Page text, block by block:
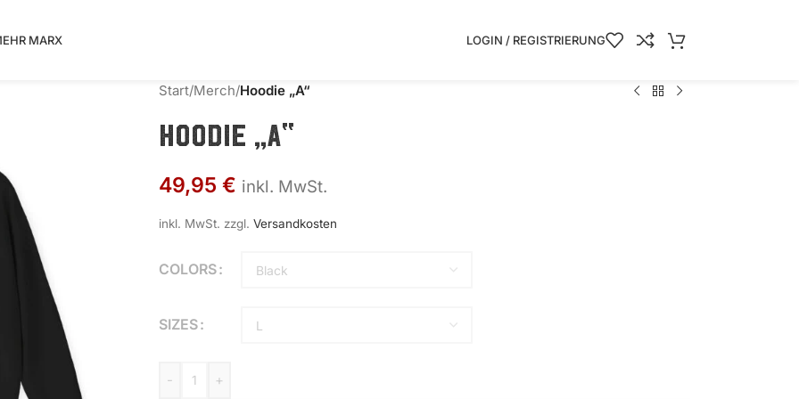
MARX LOGIN / REGISTRIERUNG
Start/Merch/Hoodie „A“
Hoodie „A“
49,95 € inkl. MwSt.
inkl. MwSt. zzgl. Versandkosten
COLORS
SIZES
- +